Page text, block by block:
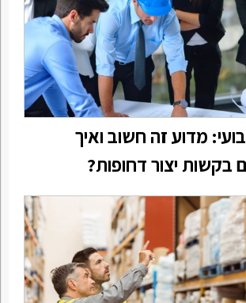
מדוע זה חשוב ואיך
יצור דחופות?